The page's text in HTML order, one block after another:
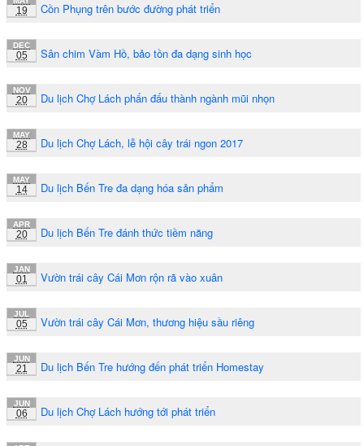
19 Cồn Phụng trên bước đường phát triển
DEC
05 Sân chim Vàm Hồ, bảo tồn đa dạng sinh học
NOV
20 Du lịch Chợ Lách phấn đấu thành ngành mũi nhọn
MAY
28 Du lịch Chợ Lách, lễ hội cây trái ngon 2017
MAY
14 Du lịch Bến Tre đa dạng hóa sản phẩm
APR
20 Du lịch Bến Tre đánh thức tiềm năng
JAN
01 Vườn trái cây Cái Mơn rộn rã vào xuân
JUL
05 Vườn trái cây Cái Mơn, thương hiệu sầu riêng
JUN
21 Du lịch Bến Tre hướng đến phát triển Homestay
JUN
06 Du lịch Chợ Lách hướng tới phát triển